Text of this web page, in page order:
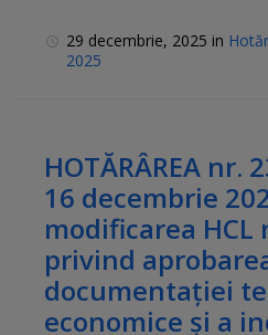
29 decembrie, 2025 in
2025
HOTĂRÂREA nr.
16 decembrie
modificarea HCL
privind
documentației
economice și a